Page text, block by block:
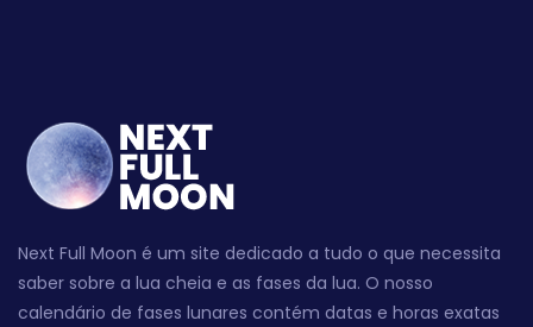
Next Full Moon é um site dedicado a tudo o que necessita
saber sobre a lua cheia e as fases da lua. O nosso
calendário de fases lunares contém datas e horas exatas